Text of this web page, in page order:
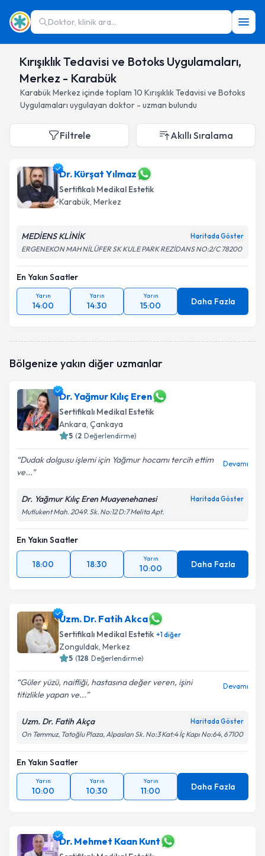
Doktor, klinik ara...
Kırışıklık Tedavisi ve Botoks Uygulamaları,
Merkez - Karabük
KarabükMerkez içinde toplam 10 Kırışıklık Tedavisi ve Botoks
Uygulamaları uygulayan doktor - uzman bulundu
Filtrele Akıllı Sıralama
Dr. Kürşat Yılmaz
Sertifikalı Medikal Estetik
Karabük, Merkez
MEDİENS KLİNİK Haritada Göster
ERGENEKON MAH NİLÜFER SK KULE PARK REZİDANS NO:2/C 78200
En Yakın Saatler
Yarın
14:00
Yarın
14:30
Yarın
15:00 Daha Fazla
Bölgenize yakın diğer uzmanlar
Dr. Yağmur Kılıç Eren
Sertifikalı Medikal Estetik
Ankara, Çankaya
5 (2 Değerlendirme)
Dudak dolgusu işlemi için Yağmur hocamı tercih ettim
ve...
Devamı
Dr. Yağmur Kılıç Eren Muayenehanesi Haritada Göster
Mutlukent Mah. 2049. Sk. No:12 D:7 Melita Apt.
En Yakın Saatler
18:00 18:30
Yarın
10:00 Daha Fazla
Uzm. Dr. Fatih Akca
Sertifikalı Medikal Estetik +1diğer
Zonguldak, Merkez
5 (128 Değerlendirme)
Güler yüzü, naifliği, hastasına değer veren, işini
titizlikle yapan ve...
Devamı
Uzm. Dr. Fatih Akça Haritada Göster
On Temmuz, Tatoğlu Plaza, Alpaslan Sk. No:3 Kat:4 İç Kapı No:64, 67100
En Yakın Saatler
Yarın
10:00
Yarın
10:30
Yarın
11:00 Daha Fazla
Dr. Mehmet Kaan Kunt